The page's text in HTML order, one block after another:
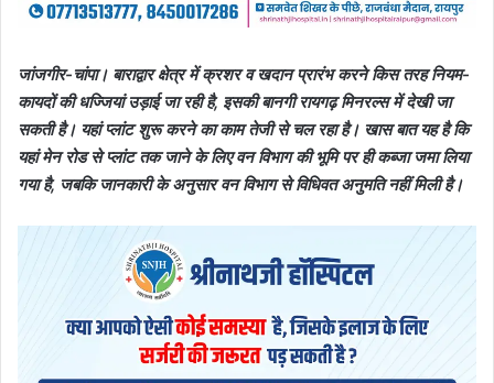
जांजगीर-चांपा। बाराद्वार क्षेत्र में क्रशर व खदान प्रारंभ करने किस तरह नियम-
कायदों की धज्जियां उड़ाई जा रही है, इसकी बानगी रायगढ़ मिनरल्स में देखी जा
सकती है। यहां प्लांट शुरू करने का काम तेजी से चल रहा है। खास बात यह है कि
यहां मेन रोड से प्लांट तक जाने के लिए वन विभाग की भूमि पर ही कब्जा जमा लिया
गया है, जबकि जानकारी के अनुसार वन विभाग से विधिवत अनुमति नहीं मिली है।